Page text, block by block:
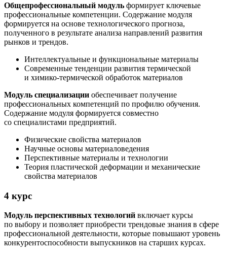
Общепрофессиональный модуль формирует ключевые
профессиональные компетенции. Содержание модуля
формируется на основе технологического прогноза,
полученного в результате анализа направлений развития
рынков и трендов.
Интеллектуальные и функциональные материалы
Современные тенденции развития термической
и химико-термической обработок материалов
Модуль специализации обеспечивает получение
профессиональных компетенций по профилю обучения.
Содержание модуля формируется совместно
со специалистами предприятий.
Физические свойства материалов
Научные основы материаловедения
Перспективные материалы и технологии
Теория пластической деформации и механические
свойства материалов
4 курс
Модуль перспективных технологий включает курсы
по выбору и позволяет приобрести трендовые знания в сфере
профессиональной деятельности, которые повышают уровень
конкурентоспособности выпускников на старших курсах.